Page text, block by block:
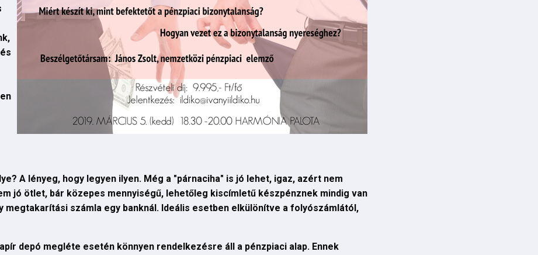
A lényeg, hogy legyen ilyen. Még a "párnaciha" is jó lehet, igaz, azért nem
jó ötlet, bár közepes mennyiségű, lehetőleg kiscímletű készpénznek mindig van
számla egy banknál. Ideális esetben elkülönítve a folyószámlától,
depó megléte esetén könnyen rendelkezésre áll a pénzpiaci alap. Ennek